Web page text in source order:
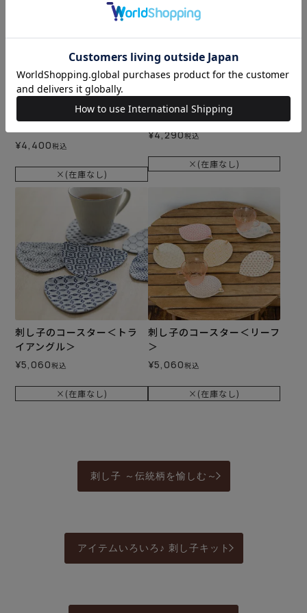
難易度：
刺し子のポーチ＜花あそび
＞
¥4,400税込
×(在庫なし)
高級糸切りはさみ プレミ
アムゴールド
¥4,290税込
×(在庫なし)
刺し子のコースター＜トラ
イアングル＞
¥5,060税込
×(在庫なし)
刺し子のコースター＜リーフ
＞
¥5,060税込
×(在庫なし)
刺し子 ～伝統柄を愉しむ～
アイテムいろいろ♪ 刺し子キット